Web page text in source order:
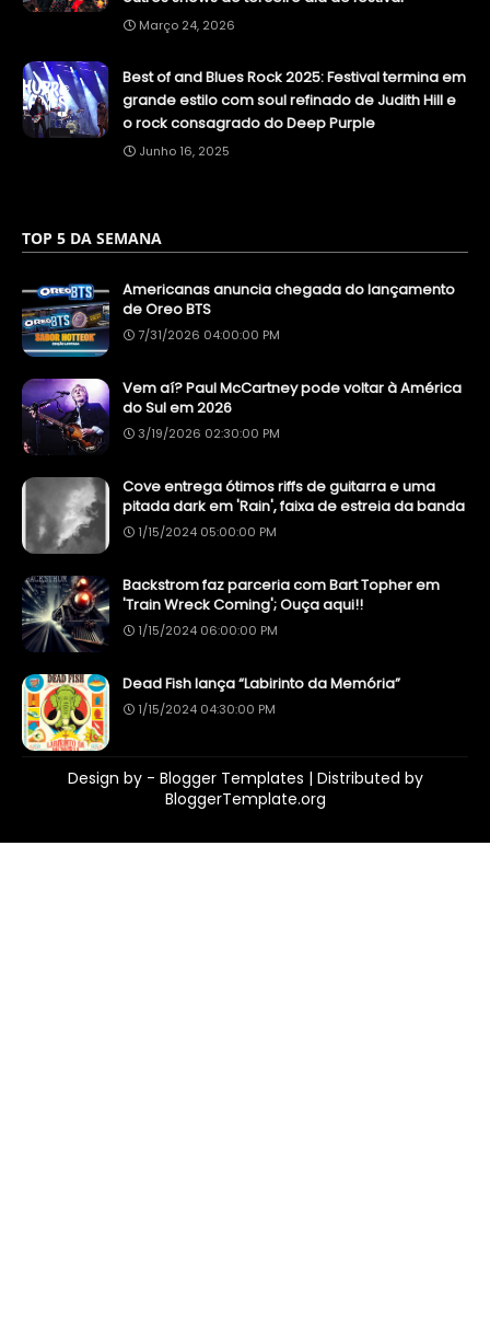
Março 24, 2026
Best of and Blues Rock 2025: Festival termina em
grande estilo com soul refinado de Judith Hill e
o rock consagrado do Deep Purple
Junho 16, 2025
TOP 5 DA SEMANA
Americanas anuncia chegada do lançamento
de Oreo BTS
7/31/2026 04:00:00 PM
Vem aí? Paul McCartney pode voltar à América
do Sul em 2026
3/19/2026 02:30:00 PM
Cove entrega ótimos riffs de guitarra e uma
pitada dark em 'Rain', faixa de estreia da banda
1/15/2024 05:00:00 PM
Backstrom faz parceria com Bart Topher em
'Train Wreck Coming'; Ouça aqui!!
1/15/2024 06:00:00 PM
Dead Fish lança “Labirinto da Memória”
1/15/2024 04:30:00 PM
Design by - Blogger Templates | Distributed by
BloggerTemplate.org